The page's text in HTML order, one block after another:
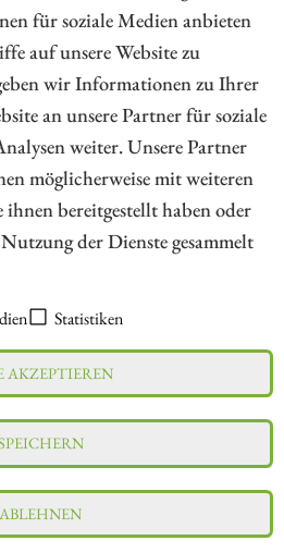
für soziale Medien anbieten
auf unsere Website zu
wir Informationen zu Ihrer
an unsere Partner für soziale
weiter. Unsere Partner
möglicherweise mit weiteren
ihnen bereitgestellt haben oder
der Dienste gesammelt
Statistiken
AKZEPTIEREN
ABLEHNEN
- Die Informationsplattform für
um Kapitalerhöhung, Kapitalmarkt